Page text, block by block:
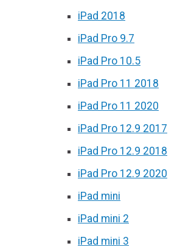
iPad 2018
iPad Pro 9.7
iPad Pro 10.5
iPad Pro 11 2018
iPad Pro 11 2020
iPad Pro 12.9 2017
iPad Pro 12.9 2018
iPad Pro 12.9 2020
iPad mini
iPad mini 2
iPad mini 3